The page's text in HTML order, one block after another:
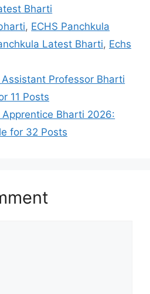
Bharti
, ECHS Panchkula
Latest Bharti, Echs
Professor Bharti
11 Posts
Apprentice Bharti 2026:
for 32 Posts